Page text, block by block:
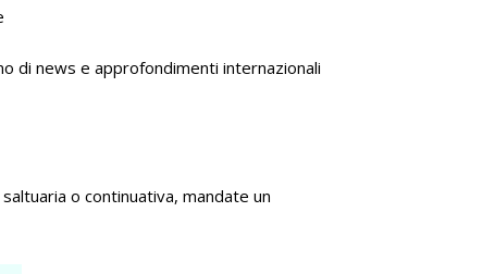
di news e approfondimenti internazionali
o continuativa, mandate un